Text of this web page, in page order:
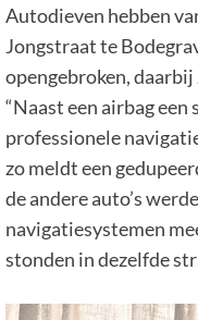
Autodieven hebben
Jongstraat te
opengebroken,
“Naast een airbag
professionele
zo meldt een
de andere auto’s
navigatiesystemen
stonden in dezelfde